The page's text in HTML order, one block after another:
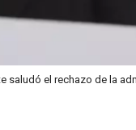
saludó el rechazo de la